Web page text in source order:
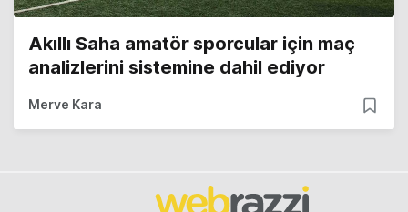
Akıllı Saha amatör sporcular için maç
analizlerini sistemine dahil ediyor
Merve Kara